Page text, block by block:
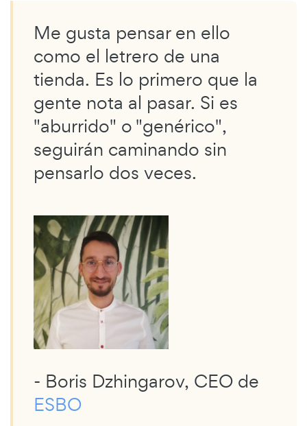
Me gusta pensar en ello
como el letrero de una
tienda. Es lo primero que la
gente nota al pasar. Si es
"aburrido" o "genérico",
seguirán caminando sin
pensarlo dos veces.
- Boris Dzhingarov, CEO de
ESBO